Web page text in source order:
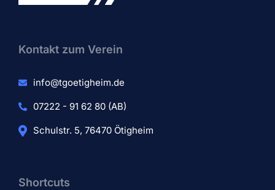
Kontakt zum Verein​
info@tgoetigheim.de
07222 - 91 62 80 (AB)
Schulstr. 5, 76470 Ötigheim
Shortcuts